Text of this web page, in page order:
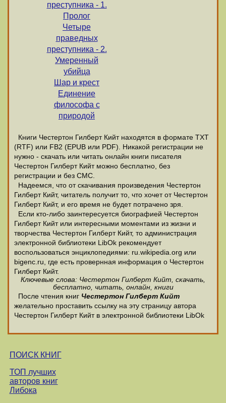
преступника - 1.
Пролог
Четыре
праведных
преступника - 2.
Умеренный
убийца
Шар и крест
Единение
философа с
природой
Книги Честертон Гилберт Кийт находятся в формате ТХТ
(RTF) или FB2 (EPUB или PDF). Никакой регистрации не
нужно - скачать или читать онлайн книги писателя
Честертон Гилберт Кийт можно бесплатно, без
регистрации и без СМС.
Надеемся, что от скачивания произведения Честертон
Гилберт Кийт, читатель получит то, что хочет от Честертон
Гилберт Кийт, и его время не будет потрачено зря.
Если кто-либо заинтересуется биографией Честертон
Гилберт Кийт или интересными моментами из жизни и
творчества Честертон Гилберт Кийт, то администрация
электронной библиотеки LibOk рекомендует
воспользоваться энциклопедиями: ru.wikipedia.org или
bigenc.ru, где есть провернная информация о Честертон
Гилберт Кийт.
Ключевые слова: Честертон Гилберт Кийт, скачать,
бесплатно, читать, онлайн, книги
После чтения книг Честертон Гилберт Кийт
желательно проставить ссылку на эту страницу автора
Честертон Гилберт Кийт в электронной библиотеки LibOk
ПОИСК КНИГ
ТОП лучших
авторов книг
Либока